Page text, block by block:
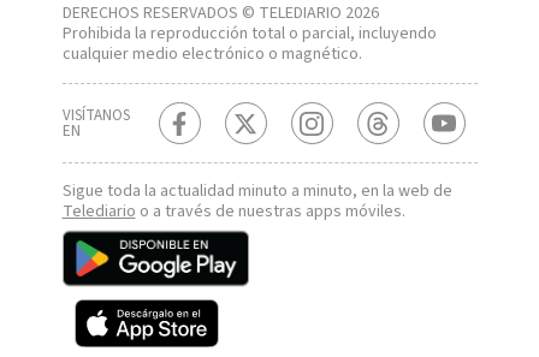
DERECHOS RESERVADOS © TELEDIARIO 2026
Prohibida la reproducción total o parcial, incluyendo
cualquier medio electrónico o magnético.
VISÍTANOS
EN
Sigue toda la actualidad minuto a minuto, en la web de
Telediarioo a través de nuestras apps móviles.